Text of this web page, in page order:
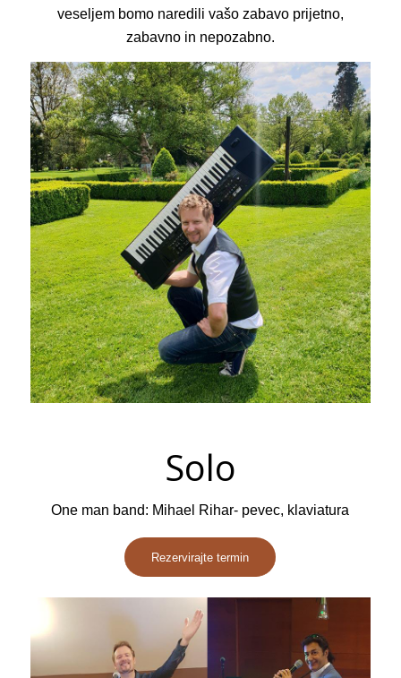
veseljem bomo naredili vašo zabavo prijetno,
zabavno in nepozabno.
Solo
One man band: Mihael Rihar- pevec, klaviatura
Rezervirajte termin